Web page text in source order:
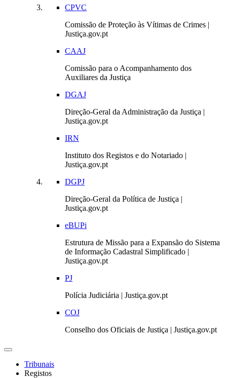
CPVC
Comissão de Proteção às Vítimas de Crimes |
Justiça.gov.pt
CAAJ
Comissão para o Acompanhamento dos
Auxiliares da Justiça
DGAJ
Direção-Geral da Administração da Justiça |
Justiça.gov.pt
IRN
Instituto dos Registos e do Notariado |
Justiça.gov.pt
DGPJ
Direção-Geral da Política de Justiça |
Justiça.gov.pt
eBUPi
Estrutura de Missão para a Expansão do Sistema
de Informação Cadastral Simplificado |
Justiça.gov.pt
PJ
Polícia Judiciária | Justiça.gov.pt
COJ
Conselho dos Oficiais de Justiça | Justiça.gov.pt
Toggle
navigationTribunais
Registos